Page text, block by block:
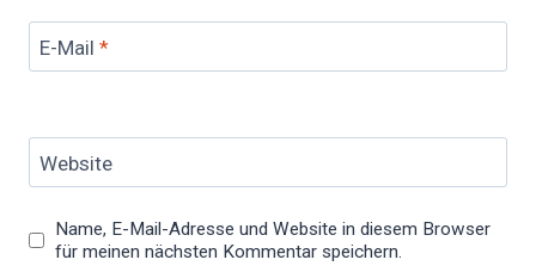
E-Mail *
Website
Name, E-Mail-Adresse und Website in diesem Browser
für meinen nächsten Kommentar speichern.